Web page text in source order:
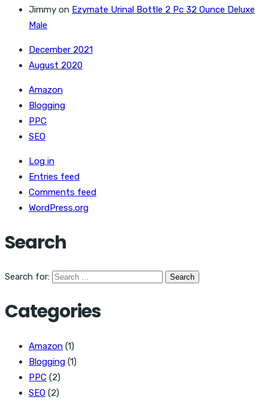
Jimmy on Ezymate Urinal Bottle 2 Pc 32 Ounce Deluxe
Male
December 2021
August 2020
Amazon
Blogging
PPC
SEO
Log in
Entries feed
Comments feed
WordPress.org
Search
Search for:
Categories
Amazon (1)
Blogging (1)
PPC (2)
SEO (2)